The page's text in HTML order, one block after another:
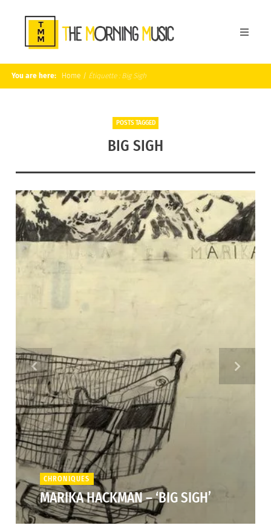
You are here: Home / Étiquette : Big Sigh
POSTS TAGGED
BIG SIGH
CHRONIQUES
MARIKA HACKMAN – ‘BIG SIGH’